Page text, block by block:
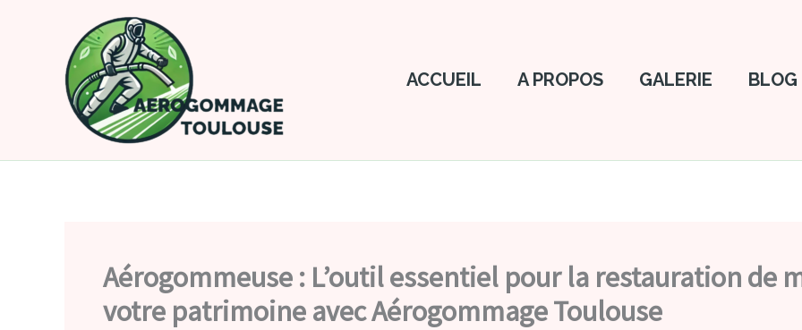
ACCUEIL A PROPOS GALERIE BLOG
Aérogommeuse : L’outil essentiel pour la restauration de
votre patrimoine avec Aérogommage Toulouse